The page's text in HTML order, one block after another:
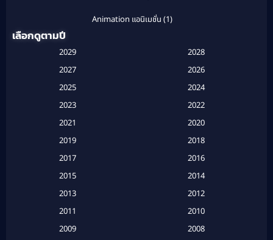
Animation แอนิเมชั่น (1)
Based on a True Story สร้างจากเรื่องจริง(2)
Based on a True Story เรื่องจริง (16)
Based on a True Story เรื่องจริง (20)
เลือกดูตามปี
2029
2028
2027
2026
2025
2024
2023
2022
2021
2020
2019
2018
2017
2016
2015
2014
2013
2012
2011
2010
2009
2008